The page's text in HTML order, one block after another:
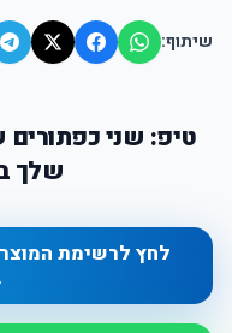
שיתוף:
טיפ: שני כפתורים
שלך
לחץ לרשימת